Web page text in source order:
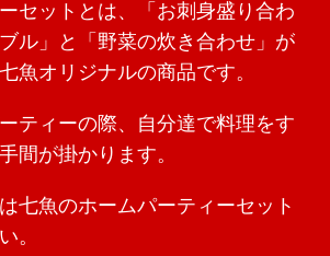
セットとは、「お刺身盛り合わ
ル」と「野菜の炊き合わせ」が
魚オリジナルの商品です。
ティーの際、自分達で料理をす
間が掛かります。
七魚のホームパーティーセット
。